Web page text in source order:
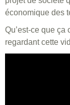
économique des
Qu’est-ce que ça
regardant cette